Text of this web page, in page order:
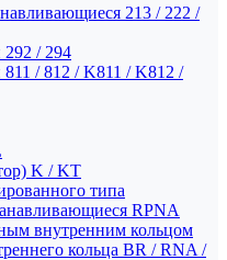
213 / 222 /
/ 294
/ 812 / K811 / K812 /
K / KT
типа
RPNA
внутренним кольцом
кольца BR / RNA /